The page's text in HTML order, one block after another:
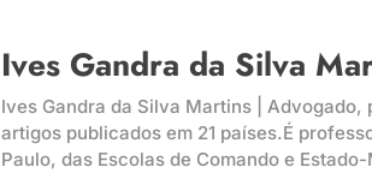
Ives Gandra da Silva
Ives Gandra da Silva Martins |
artigos publicados em 21 países.É
Paulo, das Escolas de Comando e